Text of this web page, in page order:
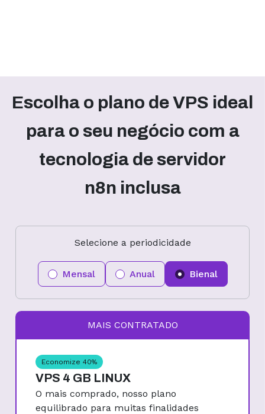
Escolha o plano de VPS ideal
para o seu negócio com a
tecnologia de servidor
n8n inclusa
Selecione a periodicidade
Mensal Anual Bienal
MAIS CONTRATADO
Economize 40%
VPS 4 GB LINUX
O mais comprado, nosso plano
equilibrado para muitas finalidades